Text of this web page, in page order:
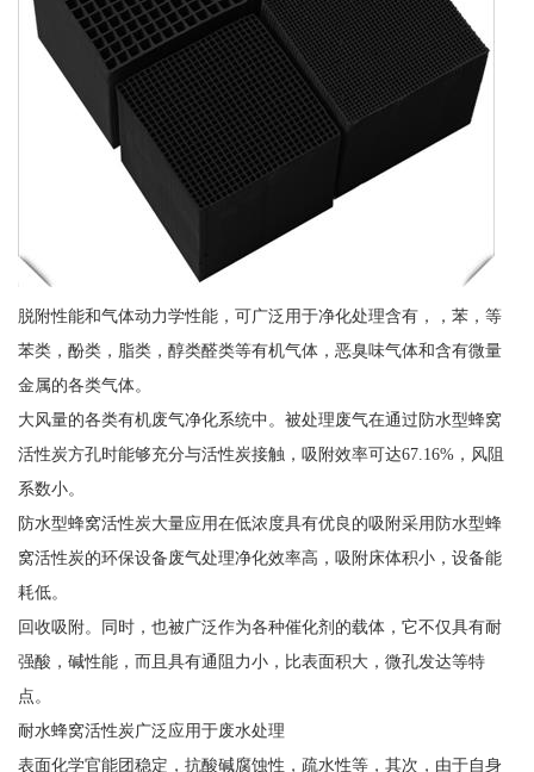
脱附性能和气体动力学性能，可广泛用于净化处理含有，，苯，等
苯类，酚类，脂类，醇类醛类等有机气体，恶臭味气体和含有微量
金属的各类气体。
大风量的各类有机废气净化系统中。被处理废气在通过防水型蜂窝
活性炭方孔时能够充分与活性炭接触，吸附效率可达67.16%，风阻
系数小。
防水型蜂窝活性炭大量应用在低浓度具有优良的吸附采用防水型蜂
窝活性炭的环保设备废气处理净化效率高，吸附床体积小，设备能
耗低。
回收吸附。同时，也被广泛作为各种催化剂的载体，它不仅具有耐
强酸，碱性能，而且具有通阻力小，比表面积大，微孔发达等特
点。
耐水蜂窝活性炭广泛应用于废水处理
表面化学官能团稳定，抗酸碱腐蚀性，疏水性等，其次，由于自身